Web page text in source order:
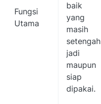
Fungsi
Utama
baik
yang
masih
setengah
jadi
maupun
siap
dipakai.